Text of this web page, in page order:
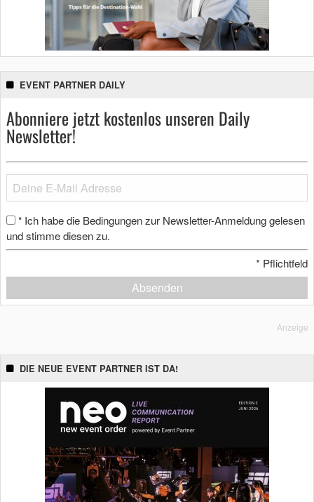
EVENT PARTNER DAILY
Abonniere jetzt kostenlos unseren Daily
Newsletter!
* Ich habe die Bedingungen zur Newsletter-Anmeldung gelesen
und stimme diesen zu.
* Pflichtfeld
Absenden
Anzeige
DIE NEUE EVENT PARTNER IST DA!